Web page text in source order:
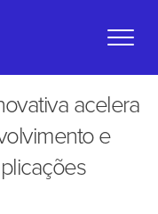
Toggle
acelera
e